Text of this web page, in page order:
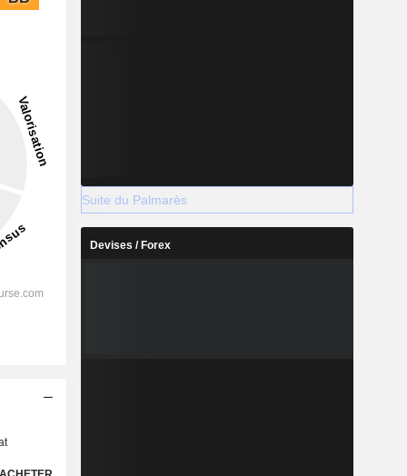
Suite du Palmarès
Devises / Forex